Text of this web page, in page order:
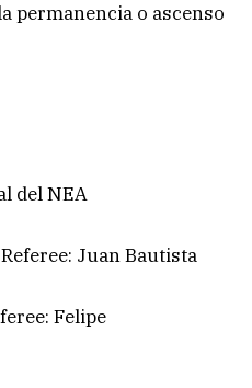
permanencia o ascenso
del NEA
Juan Bautista
Felipe